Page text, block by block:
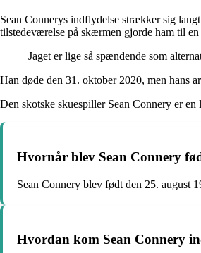
Sean Connerys indflydelse strækker sig
tilstedeværelse på skærmen gjorde ham til
Jaget er lige så spændende som
Han døde den 31. oktober 2020, men hans
Den skotske skuespiller Sean Connery er
Hvornår blev Sean Connery
Sean Connery blev født den 25. august
Hvordan kom Sean Connery